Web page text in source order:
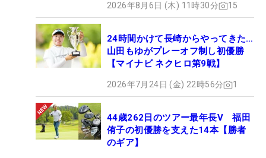
2026年8月6日 (木) 11時30分 15
24時間かけて長崎からやってきた…
山田もゆがプレーオフ制し初優勝
【マイナビ ネクヒロ第9戦】
2026年7月24日 (金) 22時56分 1
44歳262日のツアー最年長V 福田
侑子の初優勝を支えた14本【勝者
のギア】